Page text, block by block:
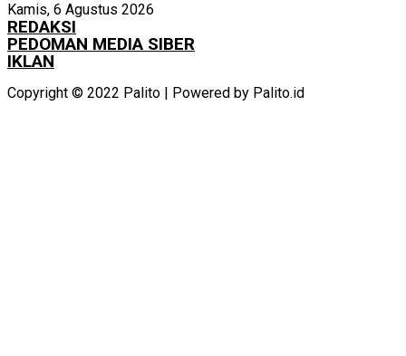
Kamis, 6 Agustus 2026
REDAKSI
PEDOMAN MEDIA SIBER
IKLAN
Copyright © 2022 Palito | Powered by Palito.id